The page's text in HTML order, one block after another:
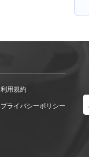
利用規約
プライバシーポリシー